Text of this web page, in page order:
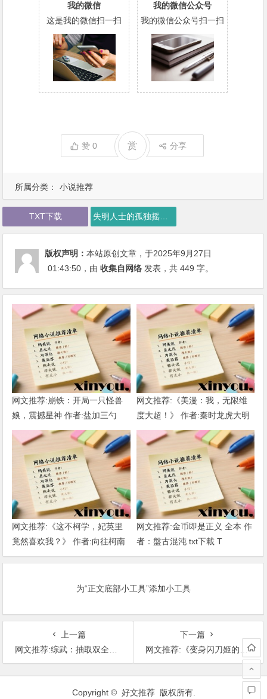
所属分类： 小说推荐
我的微信
这是我的微信扫一扫
我的微信公众号
我的微信公众号扫一扫
赞0 赏 分享
TXT下载 失明人士的孤独摇滚下载
版权声明：本站原创文章，于2025年9月27日
01:43:50 ，由收集自网络 发表，共 449 字。
网文推荐:崩铁：开局一只怪兽
娘，震撼星神 作者:盐加三勺
（1-218）TXT下载
网文推荐:《美漫：我，无限维
度大超！》 作者:秦时龙虎大明
1-802章 TXT下载
网文推荐:《这不柯学，妃英里
竟然喜欢我？》 作者:向往柯南
1-189章 TXT下载
网文推荐:金币即是正义 全本 作
者：盤古混沌 txt下載 T
为“正文底部小工具”添加小工具
上一篇
网文推荐:综武：抽取双全手，开局起死回生1-252.TXT 作者:逃离人间 T
下一篇
网文推荐:《变身闪刀姬的无限综漫》 作者:白木柏 1-147章 TXT下载
文
Copyright © 好文推荐 版权所有.